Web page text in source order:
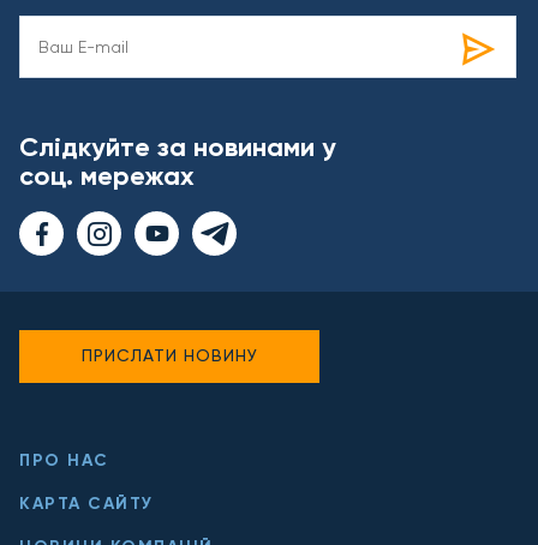
Слідкуйте за новинами у
соц. мережах
ПРО НАС
КАРТА САЙТУ
ПРИСЛАТИ НОВИНУ